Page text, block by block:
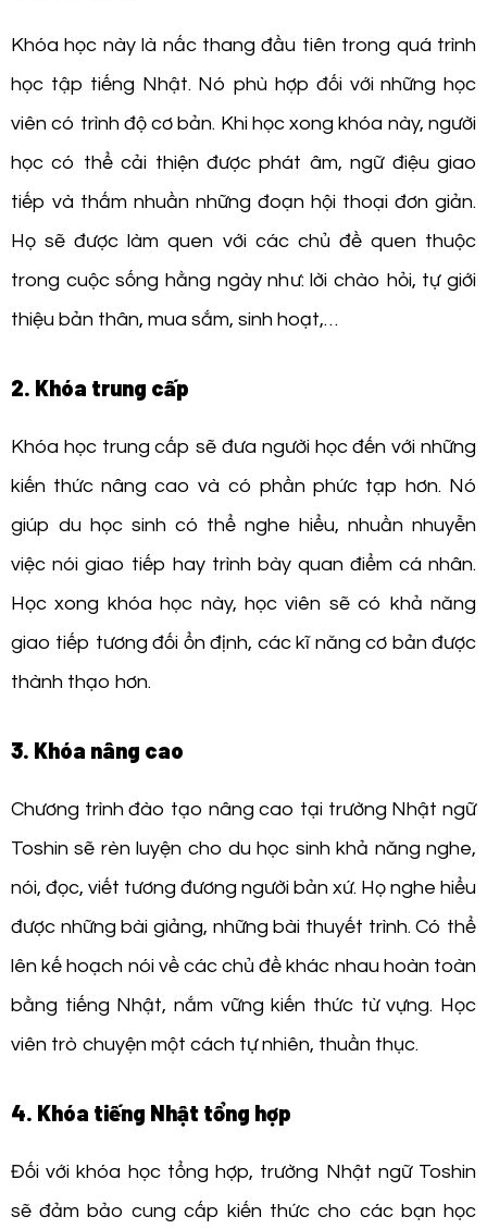
Khóa học này là nấc thang đầu tiên trong quá trình
học tập tiếng Nhật. Nó phù hợp đối với những học
viên có trình độ cơ bản. Khi học xong khóa này, người
học có thể cải thiện được phát âm, ngữ điệu giao
tiếp và thấm nhuần những đoạn hội thoại đơn giản.
Họ sẽ được làm quen với các chủ đề quen thuộc
trong cuộc sống hằng ngày như: lời chào hỏi, tự giới
thiệu bản thân, mua sắm, sinh hoạt,…
2. Khóa trung cấp
Khóa học trung cấp sẽ đưa người học đến với những
kiến thức nâng cao và có phần phức tạp hơn. Nó
giúp du học sinh có thể nghe hiểu, nhuần nhuyễn
việc nói giao tiếp hay trình bày quan điểm cá nhân.
Học xong khóa học này, học viên sẽ có khả năng
giao tiếp tương đối ổn định, các kĩ năng cơ bản được
thành thạo hơn.
3. Khóa nâng cao
Chương trình đào tạo nâng cao tại trường Nhật ngữ
Toshin sẽ rèn luyện cho du học sinh khả năng nghe,
nói, đọc, viết tương đương người bản xứ. Họ nghe hiểu
được những bài giảng, những bài thuyết trình. Có thể
lên kế hoạch nói về các chủ đề khác nhau hoàn toàn
bằng tiếng Nhật, nắm vững kiến thức từ vựng. Học
viên trò chuyện một cách tự nhiên, thuần thục.
4. Khóa tiếng Nhật tổng hợp
Đối với khóa học tổng hợp, trường Nhật ngữ Toshin
sẽ đảm bảo cung cấp kiến thức cho các bạn học